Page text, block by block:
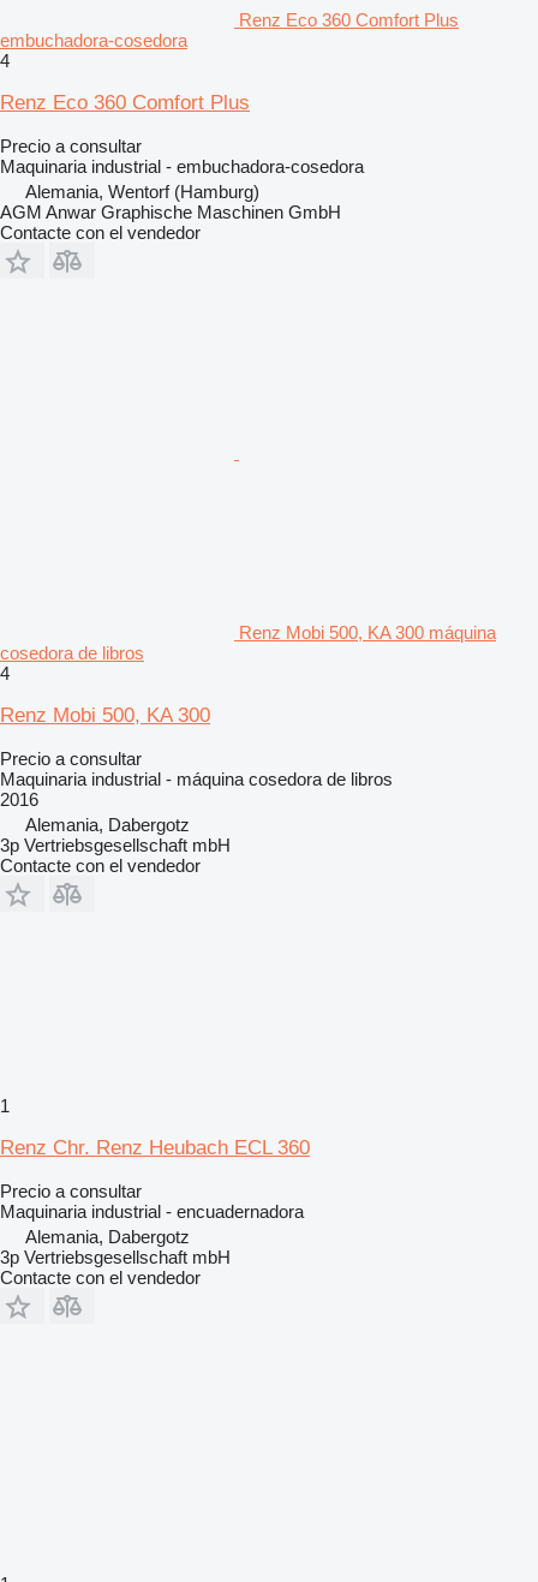
Renz Eco 360 Comfort Plus
embuchadora-cosedora
4
Renz Eco 360 Comfort Plus
Precio a consultar
Maquinaria industrial - embuchadora-cosedora
Alemania, Wentorf (Hamburg)
AGM Anwar Graphische Maschinen GmbH
Contacte con el vendedor
Renz Mobi 500, KA 300 máquina
cosedora de libros
4
Renz Mobi 500, KA 300
Precio a consultar
Maquinaria industrial - máquina cosedora de libros
2016
Alemania, Dabergotz
3p Vertriebsgesellschaft mbH
Contacte con el vendedor
1
Renz Chr. Renz Heubach ECL 360
Precio a consultar
Maquinaria industrial - encuadernadora
Alemania, Dabergotz
3p Vertriebsgesellschaft mbH
Contacte con el vendedor